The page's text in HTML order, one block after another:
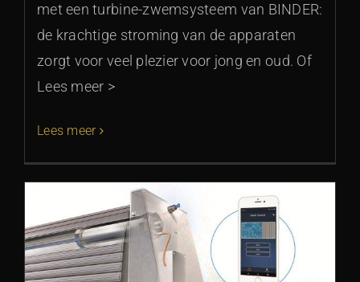
met een turbine-zwemsysteem van BINDER:
de krachtige stroming van de apparaten
zorgt voor veel plezier voor jong en oud. Of
Lees meer >
Lees meer